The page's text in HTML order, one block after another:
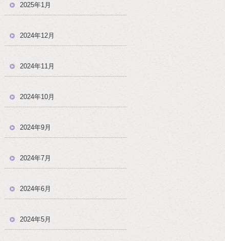
2025年1月
2024年12月
2024年11月
2024年10月
2024年9月
2024年7月
2024年6月
2024年5月